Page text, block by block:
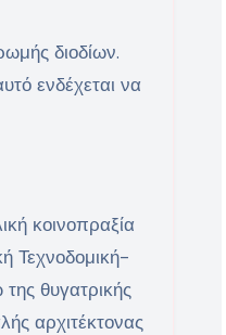
διοδίων.
ενδέχεται να
κοινοπραξία
Τεχνοδομική-
θυγατρικής
αρχιτέκτονας